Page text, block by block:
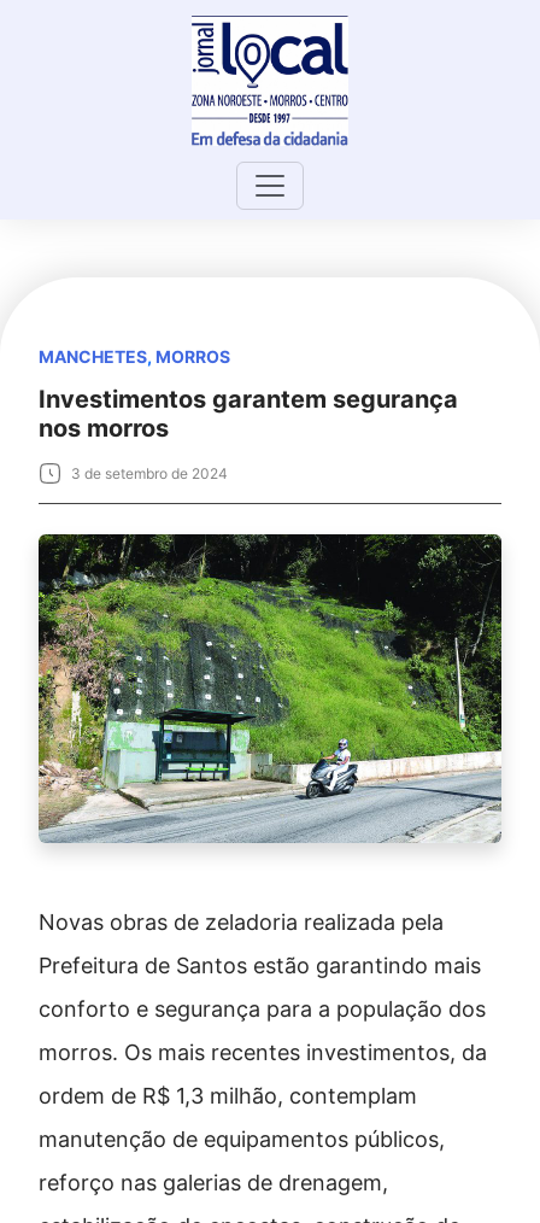
MANCHETES, MORROS
Investimentos garantem segurança
nos morros
3 de setembro de 2024
Novas obras de zeladoria realizada pela
Prefeitura de Santos estão garantindo mais
conforto e segurança para a população dos
morros. Os mais recentes investimentos, da
ordem de R$ 1,3 milhão, contemplam
manutenção de equipamentos públicos,
reforço nas galerias de drenagem,